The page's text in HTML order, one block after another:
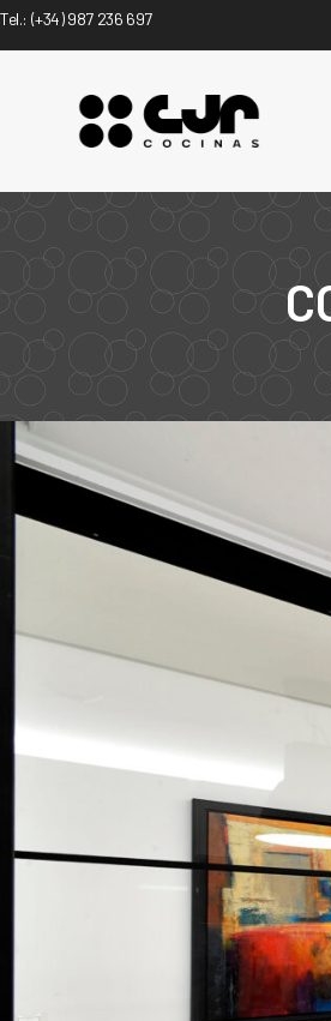
Tel.: (+34) 987 236 697